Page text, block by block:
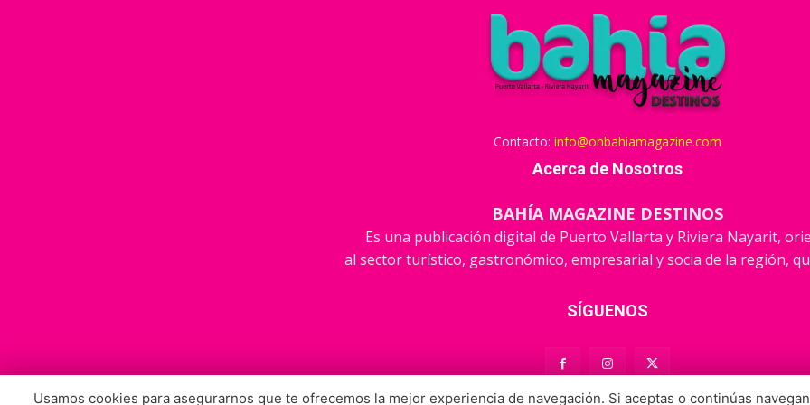
Contacto: info@onbahiamagazine.com
Acerca de Nosotros
BAHÍA MAGAZINE DESTINOS
Es una publicación digital de Puerto Vallarta y Riviera Nayarit,
al sector turístico, gastronómico, empresarial y socia de la región,
SÍGUENOS
Usamos cookies para asegurarnos que te ofrecemos la mejor experiencia de navegación. Si aceptas o continúas